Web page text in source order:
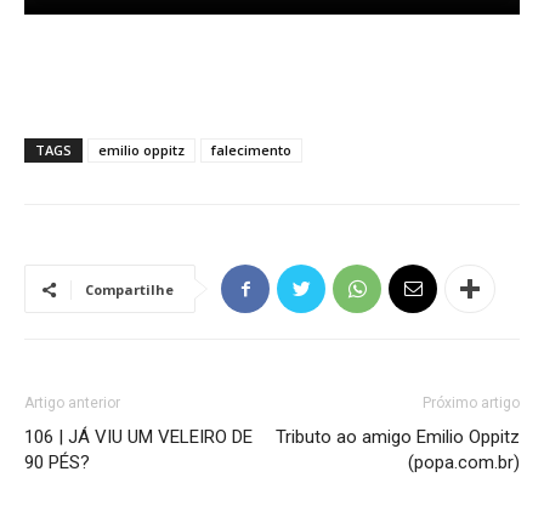
TAGS emilio oppitz falecimento
Compartilhe
Artigo anterior
106 | JÁ VIU UM VELEIRO DE
90 PÉS?
Próximo artigo
Tributo ao amigo Emilio Oppitz
(popa.com.br)